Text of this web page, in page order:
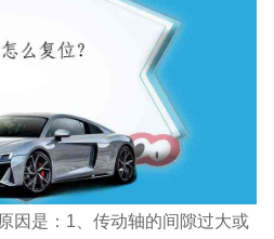
因是：1、传动轴的间隙过大或